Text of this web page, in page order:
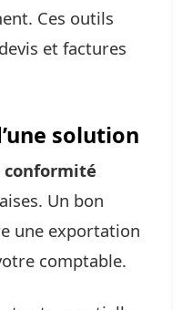
Ces outils
et factures
solution
conformité
Un bon
une exportation
comptable.